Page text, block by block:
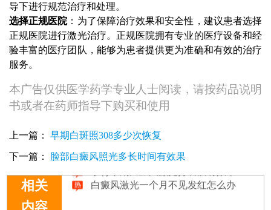
导下进行规范治疗和处理。
选择正规医院：为了保障治疗效果和安全性，建议患者选择
正规医院进行激光治疗。正规医院拥有专业的医疗设备和经
验丰富的医疗团队，能够为患者提供更为准确和有效的治疗
服务。
本广告仅供医学药学专业人士阅读，请按药品说明
书或者在药师指导下购买和使用
上一篇： 早期白斑照308多少次恢复
下一篇： 脸部白癜风照光多长时间有效果
相关
白癜风激光5次没效果怎么办
手臂早期白癜风激光打着没有效果怎么办
白癜风激光一个月不见发红怎么办